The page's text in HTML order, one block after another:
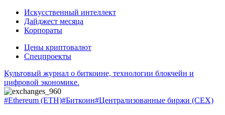
Искусственный интеллект
Дайджест месяца
Корпораты
Цены криптовалют
Спецпроекты
Культовый журнал о биткоине, технологии блокчейн и
цифровой экономике.
#Ethereum (ETH)#Биткоин#Централизованные биржи (CEX)